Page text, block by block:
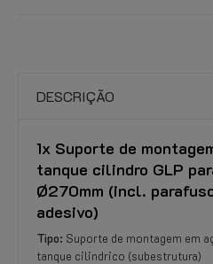
DESCRIÇÃO
1x Suporte de
tanque cilindro GLP
Ø270mm (incl.
adesivo)
Tipo: Suporte de montagem em
tanque cilindrico (subestrutura)